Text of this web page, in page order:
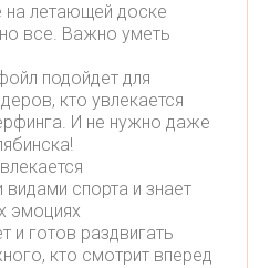
на летающей доске
все. Важно уметь
подойдет для
кто увлекается
И не нужно даже
спорта и знает
эмоциях
и готов раздвигать
кто смотрит вперед